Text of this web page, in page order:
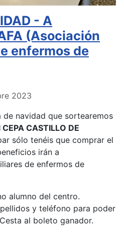
- A
(Asociación
enfermos de
2023
de navidad que sortearemos
CASTILLO DE
sólo tenéis que comprar el
irán a
de enfermos de
alumno del centro.
y teléfono para poder
al boleto ganador.